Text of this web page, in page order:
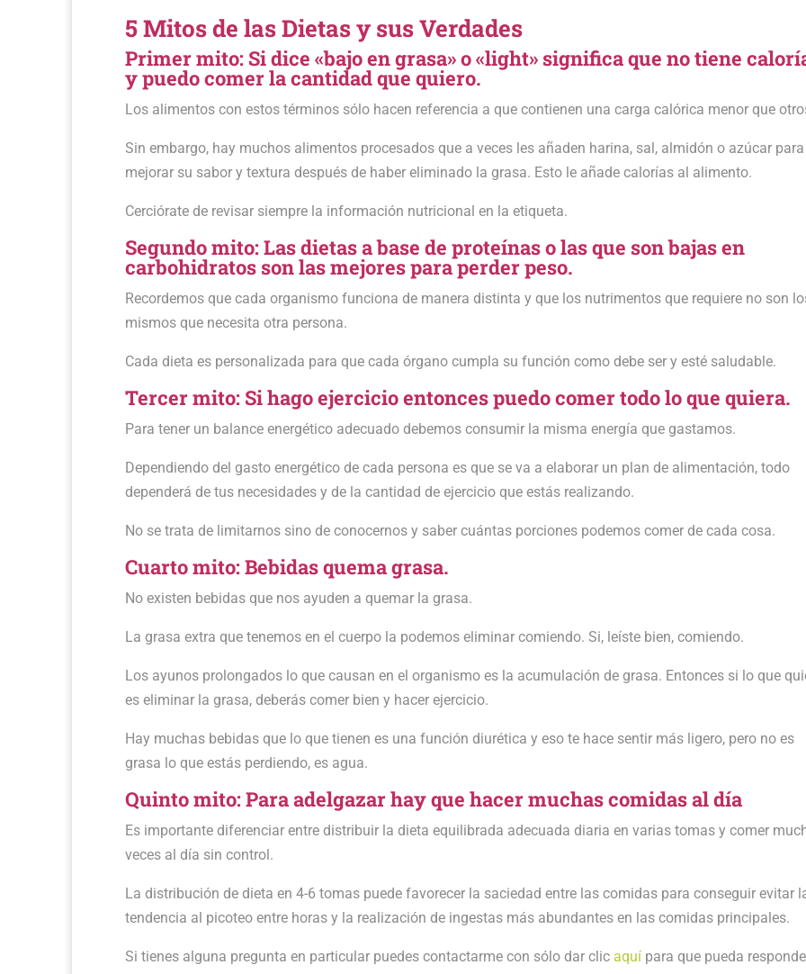
5 Mitos de las Dietas y sus Verdades
Primer mito: Si dice «bajo en grasa» o «light» significa que no tiene
y puedo comer la cantidad que quiero.
Los alimentos con estos términos sólo hacen referencia a que contienen una carga calórica menor que
Sin embargo, hay muchos alimentos procesados que a veces les añaden harina, sal, almidón o azúcar para
mejorar su sabor y textura después de haber eliminado la grasa. Esto le añade calorías al alimento.
Cerciórate de revisar siempre la información nutricional en la etiqueta.
Segundo mito: Las dietas a base de proteínas o las que son bajas en
carbohidratos son las mejores para perder peso.
Recordemos que cada organismo funciona de manera distinta y que los nutrimentos que requiere no son
mismos que necesita otra persona.
Cada dieta es personalizada para que cada órgano cumpla su función como debe ser y esté saludable.
Tercer mito: Si hago ejercicio entonces puedo comer todo lo que quiera.
Para tener un balance energético adecuado debemos consumir la misma energía que gastamos.
Dependiendo del gasto energético de cada persona es que se va a elaborar un plan de alimentación, todo
dependerá de tus necesidades y de la cantidad de ejercicio que estás realizando.
No se trata de limitarnos sino de conocernos y saber cuántas porciones podemos comer de cada cosa.
Cuarto mito: Bebidas quema grasa.
No existen bebidas que nos ayuden a quemar la grasa.
La grasa extra que tenemos en el cuerpo la podemos eliminar comiendo. Si, leíste bien, comiendo.
Los ayunos prolongados lo que causan en el organismo es la acumulación de grasa. Entonces si lo que
es eliminar la grasa, deberás comer bien y hacer ejercicio.
Hay muchas bebidas que lo que tienen es una función diurética y eso te hace sentir más ligero, pero no es
grasa lo que estás perdiendo, es agua.
Quinto mito: Para adelgazar hay que hacer muchas comidas al día
Es importante diferenciar entre distribuir la dieta equilibrada adecuada diaria en varias tomas y comer
veces al día sin control.
La distribución de dieta en 4-6 tomas puede favorecer la saciedad entre las comidas para conseguir evitar
tendencia al picoteo entre horas y la realización de ingestas más abundantes en las comidas principales.
Si tienes alguna pregunta en particular puedes contactarme con sólo dar clic aquí para que pueda